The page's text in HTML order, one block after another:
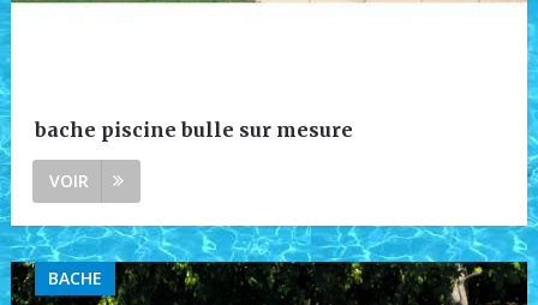
bache piscine bulle sur mesure
VOIR
BACHE